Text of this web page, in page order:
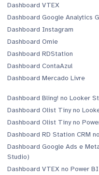
Dashboard VTEX
Dashboard Google Analytics
Dashboard Instagram
Dashboard Omie
Dashboard RDStation
Dashboard ContaAzul
Dashboard Mercado Livre
Dashboard Bling! no Looker
Dashboard Olist Tiny no
Dashboard Olist Tiny no
Dashboard RD Station CRM
Dashboard Google Ads e
Studio)
Dashboard VTEX no Power BI